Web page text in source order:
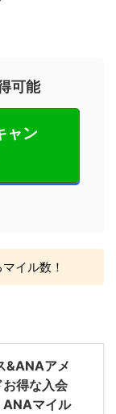
可能
ャン
イル数！
&ANAアメ
得な入会
ANAマイル